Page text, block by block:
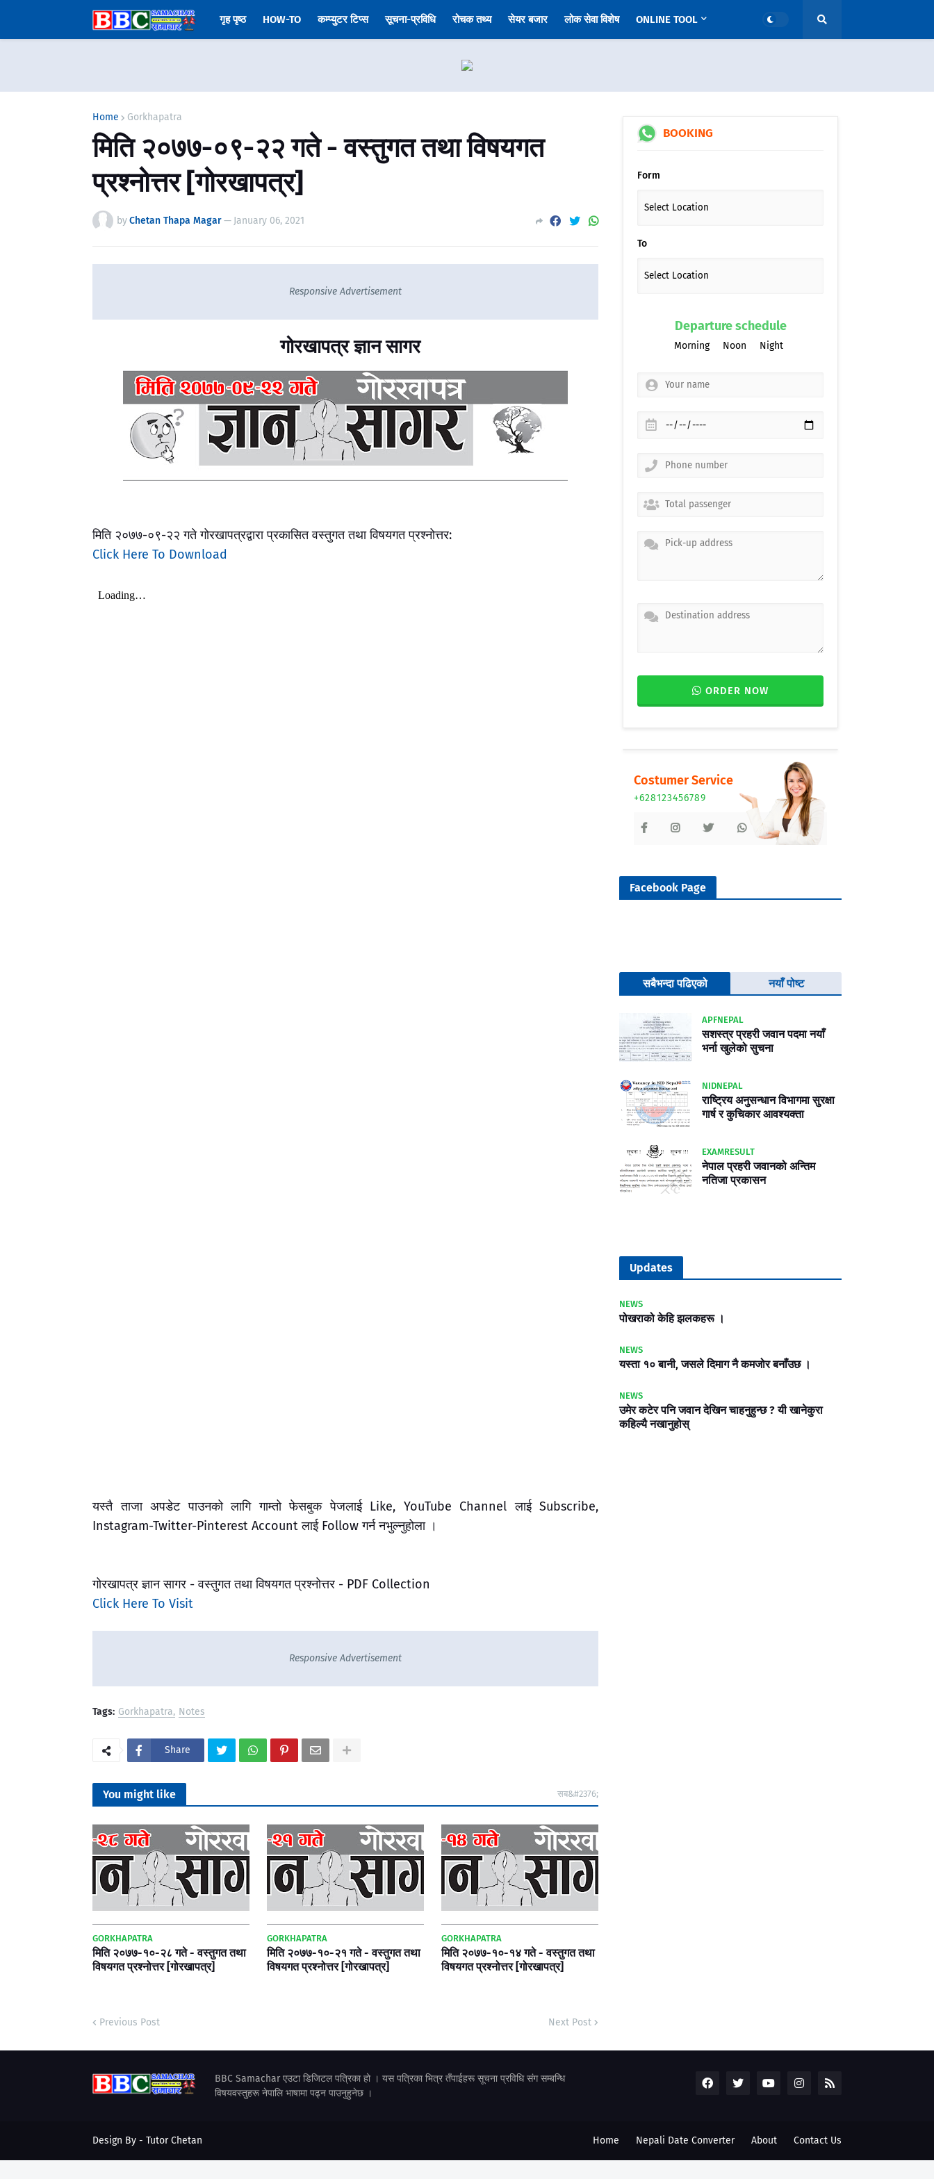
गृह पृष्ठ HOW-TO कम्प्युटर टिप्स सूचना-प्रविधि रोचक तथ्य सेयर बजार लोक सेवा विशेष ONLINE TOOL
Home Gorkhapatra
मिति २०७७-०९-२२ गते - वस्तुगत तथा विषयगत
प्रश्नोत्तर [गोरखापत्र]
byChetan Thapa Magar— January 06, 2021
Responsive Advertisement
गोरखापत्र ज्ञान सागर
मिति २०७७-०९-२२ गते गोरखापत्रद्वारा प्रकासित वस्तुगत तथा विषयगत प्रश्नोत्तर:
Click Here To Download
यस्तै ताजा अपडेट पाउनको लागि गाम्तो फेसबुक पेजलाई Like, YouTube Channel लाई Subscribe,
Instagram-Twitter-Pinterest Account लाई Follow गर्न नभुल्नुहोला ।
गोरखापत्र ज्ञान सागर - वस्तुगत तथा विषयगत प्रश्नोत्तर - PDF Collection
Click Here To Visit
Responsive Advertisement
Tags: Gorkhapatra Notes
Share
You might like सब&#2376;
GORKHAPATRA
मिति २०७७-१०-२८ गते - वस्तुगत तथा
विषयगत प्रश्नोत्तर [गोरखापत्र]
GORKHAPATRA
मिति २०७७-१०-२१ गते - वस्तुगत तथा
विषयगत प्रश्नोत्तर [गोरखापत्र]
GORKHAPATRA
मिति २०७७-१०-१४ गते - वस्तुगत तथा
विषयगत प्रश्नोत्तर [गोरखापत्र]
Previous Post Next Post
BOOKING
Form
To
Departure schedule
Morning Noon Night
ORDER NOW
Costumer Service
+628123456789
Facebook Page
सबैभन्दा पढिएको नयाँ पोष्ट
APFNEPAL
सशस्त्र प्रहरी जवान पदमा नयाँ
भर्ना खुलेको सुचना
NIDNEPAL
राष्ट्रिय अनुसन्धान विभागमा सुरक्षा
गार्ष र कुचिकार आवश्यक्ता
EXAMRESULT
नेपाल प्रहरी जवानको अन्तिम
नतिजा प्रकासन
Updates
NEWS
पोखराको केहि झलकहरू ।
NEWS
यस्ता १० बानी, जसले दिमाग नै कमजोर बनाँउछ ।
NEWS
उमेर कटेर पनि जवान देखिन चाहनुहुन्छ ? यी खानेकुरा
कहिल्यै नखानुहोस्
BBC Samachar एउटा डिजिटल पत्रिका हो । यस पत्रिका भित्र तँपाईहरू सूचना प्रविधि संग सम्बन्धि
विषयवस्तुहरू नेपालि भाषामा पढ्न पाउनुहुनेछ ।
Design By - Tutor Chetan Home Nepali Date Converter About Contact Us